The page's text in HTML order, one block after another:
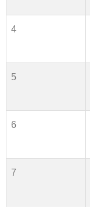
4
5
6
7